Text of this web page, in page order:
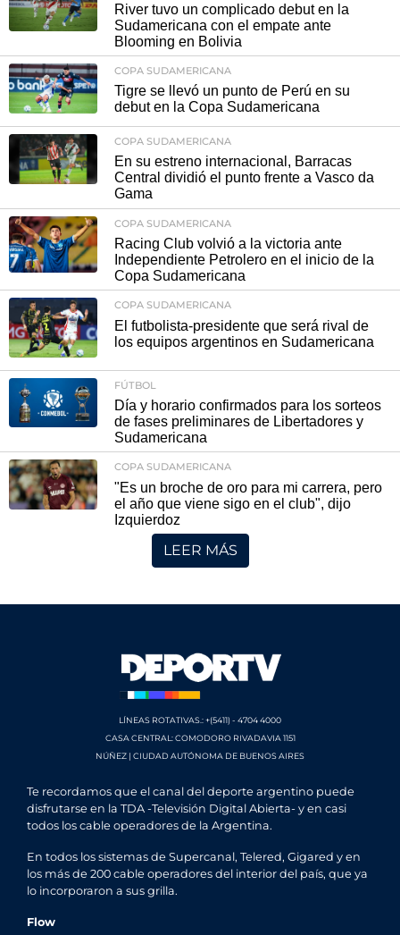
River tuvo un complicado debut en la
Sudamericana con el empate ante
Blooming en Bolivia
COPA SUDAMERICANA
Tigre se llevó un punto de Perú en su
debut en la Copa Sudamericana
COPA SUDAMERICANA
En su estreno internacional, Barracas
Central dividió el punto frente a Vasco da
Gama
COPA SUDAMERICANA
Racing Club volvió a la victoria ante
Independiente Petrolero en el inicio de la
Copa Sudamericana
COPA SUDAMERICANA
El futbolista-presidente que será rival de
los equipos argentinos en Sudamericana
FÚTBOL
Día y horario confirmados para los sorteos
de fases preliminares de Libertadores y
Sudamericana
COPA SUDAMERICANA
"Es un broche de oro para mi carrera, pero
el año que viene sigo en el club", dijo
Izquierdoz
LEER MÁS
LÍNEAS ROTATIVAS.: +(5411) - 4704 4000
CASA CENTRAL: COMODORO RIVADAVIA 1151
NÚÑEZ | CIUDAD AUTÓNOMA DE BUENOS AIRES
Te recordamos que el canal del deporte argentino puede
disfrutarse en la TDA -Televisión Digital Abierta- y en casi
todos los cable operadores de la Argentina.
En todos los sistemas de Supercanal, Telered, Gigared y en
los más de 200 cable operadores del interior del país, que ya
lo incorporaron a sus grilla.
Flow